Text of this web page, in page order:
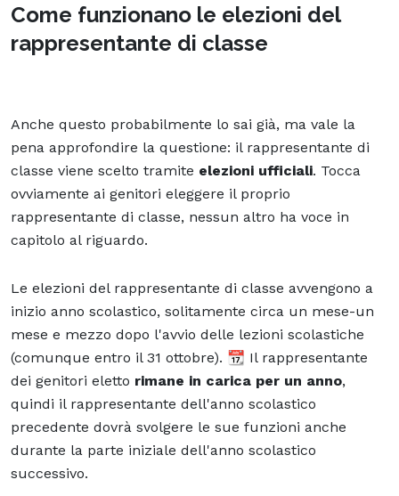
Come funzionano le elezioni del
rappresentante di classe
Anche questo probabilmente lo sai già, ma vale la
pena approfondire la questione: il rappresentante di
classe viene scelto tramite elezioni ufficiali. Tocca
ovviamente ai genitori eleggere il proprio
rappresentante di classe, nessun altro ha voce in
capitolo al riguardo.
Le elezioni del rappresentante di classe avvengono a
inizio anno scolastico, solitamente circa un mese-un
mese e mezzo dopo l'avvio delle lezioni scolastiche
(comunque entro il 31 ottobre). 📆 Il rappresentante
dei genitori eletto rimane in carica per un anno,
quindi il rappresentante dell'anno scolastico
precedente dovrà svolgere le sue funzioni anche
durante la parte iniziale dell'anno scolastico
successivo.